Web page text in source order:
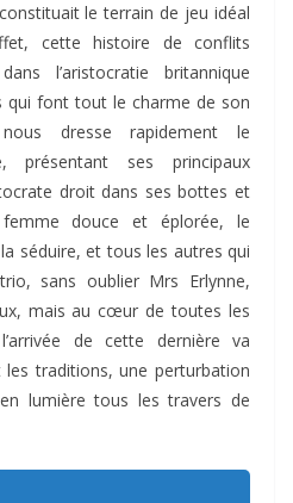
le terrain de jeu idéal
cette histoire de conflits
l’aristocratie britannique
qui font tout le charme de son
dresse rapidement le
présentant ses principaux
droit dans ses bottes et
douce et éplorée, le
séduire, et tous les autres qui
sans oublier Mrs Erlynne,
mais au cœur de toutes les
de cette dernière va
traditions, une perturbation
lumière tous les travers de